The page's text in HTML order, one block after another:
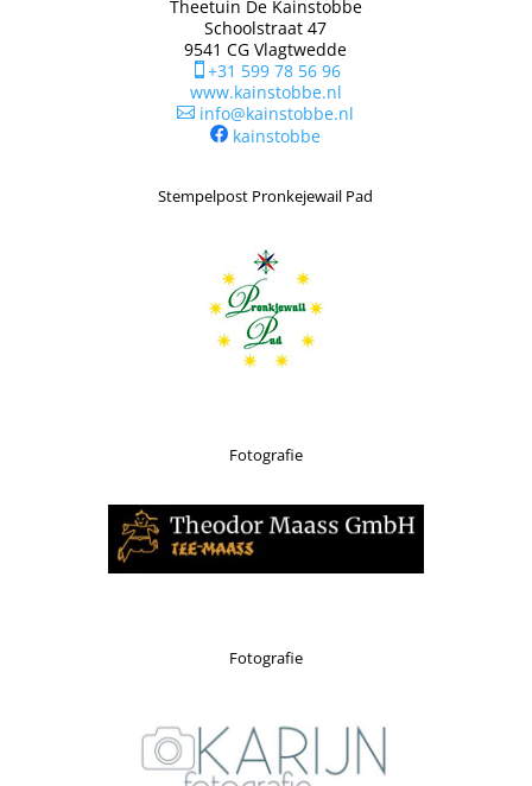
Theetuin De Kainstobbe
Schoolstraat 47
9541 CG Vlagtwedde
+31 599 78 56 96
www.kainstobbe.nl
 info@kainstobbe.nl
kainstobbe
Stempelpost Pronkejewail Pad
Fotografie
Fotografie